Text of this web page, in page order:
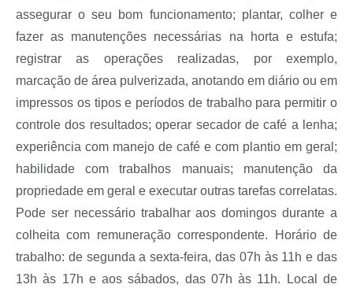
assegurar o seu bom funcionamento; plantar, colher e
fazer as manutenções necessárias na horta e estufa;
registrar as operações realizadas, por exemplo,
marcação de área pulverizada, anotando em diário ou em
impressos os tipos e períodos de trabalho para permitir o
controle dos resultados; operar secador de café a lenha;
experiência com manejo de café e com plantio em geral;
habilidade com trabalhos manuais; manutenção da
propriedade em geral e executar outras tarefas correlatas.
Pode ser necessário trabalhar aos domingos durante a
colheita com remuneração correspondente. Horário de
trabalho: de segunda a sexta-feira, das 07h às 11h e das
13h às 17h e aos sábados, das 07h às 11h. Local de